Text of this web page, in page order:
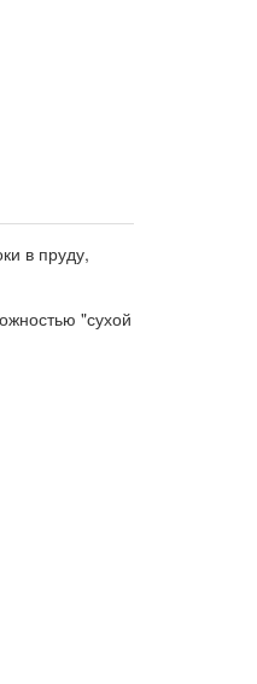
в пруду,
"сухой